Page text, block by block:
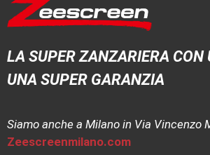
LA SUPER ZANZARIERA CON
UNA SUPER GARANZIA
Siamo anche a Milano in Via Vincenzo
Zeescreenmilano.com